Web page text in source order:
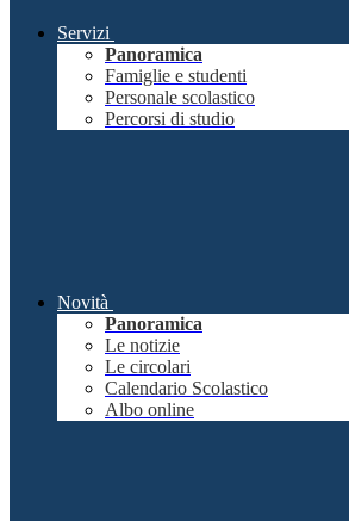
Servizi
Panoramica
Famiglie e studenti
Personale scolastico
Percorsi di studio
Novità
Panoramica
Le notizie
Le circolari
Calendario Scolastico
Albo online